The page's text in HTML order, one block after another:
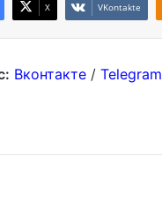
X VKontakte
Вконтакте/ Telegram